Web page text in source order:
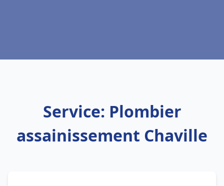
Service: Plombier
assainissement Chaville